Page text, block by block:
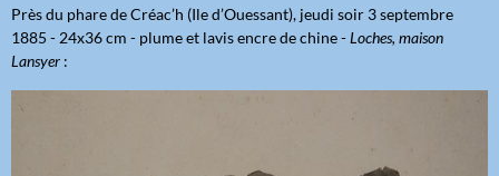
Près du phare de Créac’h (Ile d’Ouessant), jeudi soir 3 septembre
1885 - 24x36 cm - plume et lavis encre de chine -Loches, maison
Lansyer :